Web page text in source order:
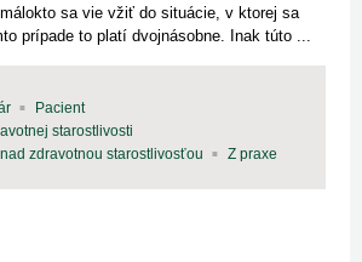
sa vie vžiť do situácie, v ktorej sa
prípade to platí dvojnásobne. Inak túto ...
Pacient
starostlivosti
zdravotnou starostlivosťou
Z praxe